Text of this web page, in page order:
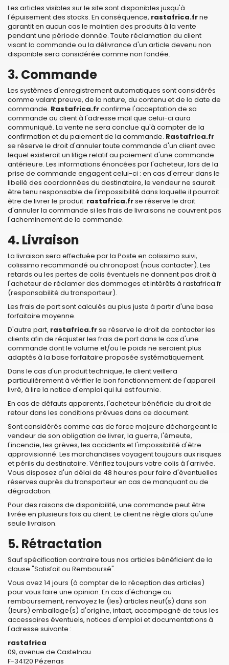
Les articles visibles sur le site sont disponibles jusqu'à
l'épuisement des stocks. En conséquence, rastafrica.frne
garantit en aucun cas le maintien des produits à la vente
pendant une période donnée. Toute réclamation du client
visant la commande ou la délivrance d'un article devenu non
disponible sera considérée comme non fondée.
3. Commande
Les systèmes d'enregistrement automatiques sont considérés
comme valant preuve, de la nature, du contenu et de la date de
commande. Rastafrica.frconfirme l'acceptation de sa
commande au client à l'adresse mail que celui-ci aura
communiqué. La vente ne sera conclue qu'à compter de la
confirmation et du paiement de la commande. Rastafrica.fr
se réserve le droit d'annuler toute commande d'un client avec
lequel existerait un litige relatif au paiement d'une commande
antérieure. Les informations énoncées par l'acheteur, lors de la
prise de commande engagent celui-ci : en cas d'erreur dans le
libellé des coordonnées du destinataire, le vendeur ne saurait
être tenu responsable de l'impossibilité dans laquelle il pourrait
être de livrer le produit. rastafrica.frse réserve le droit
d'annuler la commande si les frais de livraisons ne couvrent pas
l'acheminement de la commande.
4. Livraison
La livraison sera effectuée par la Poste en colissimo suivi,
colissimo recommandé ou chronopost (nous contacter). Les
retards ou les pertes de colis éventuels ne donnent pas droit à
l'acheteur de réclamer des dommages et intérêts à rastafrica.fr
(responsabilité du transporteur).
Les frais de port sont calculés au plus juste à partir d'une base
forfaitaire moyenne.
D'autre part, rastafrica.frse réserve le droit de contacter les
clients afin de réajuster les frais de port dans le cas d'une
commande dont le volume et/ou le poids ne seraient plus
adaptés à la base forfaitaire proposée systématiquement.
Dans le cas d'un produit technique, le client veillera
particulièrement à vérifier le bon fonctionnement de l'appareil
livré, à lire la notice d'emploi qui lui est fournie.
En cas de défauts apparents, l'acheteur bénéficie du droit de
retour dans les conditions prévues dans ce document.
Sont considérés comme cas de force majeure déchargeant le
vendeur de son obligation de livrer, la guerre, l'émeute,
l'incendie, les grèves, les accidents et l'impossibilité d'être
approvisionné. Les marchandises voyagent toujours aux risques
et périls du destinataire. Vérifiez toujours votre colis à l'arrivée.
Vous disposez d'un délai de 48 heures pour faire d'éventuelles
réserves auprès du transporteur en cas de manquant ou de
dégradation.
Pour des raisons de disponibilité, une commande peut être
livrée en plusieurs fois au client. Le client ne règle alors qu'une
seule livraison.
5. Rétractation
Sauf spécification contraire tous nos articles bénéficient de la
clause "Satisfait ou Remboursé".
Vous avez 14 jours (à compter de la réception des articles)
pour vous faire une opinion. En cas d'échange ou
remboursement, renvoyez le (les) articles neuf(s) dans son
(leurs) emballage(s) d'origine, intact, accompagné de tous les
accessoires éventuels, notices d'emploi et documentations à
l'adresse suivante :
rastafrica
09, avenue de Castelnau
F-34120 Pézenas